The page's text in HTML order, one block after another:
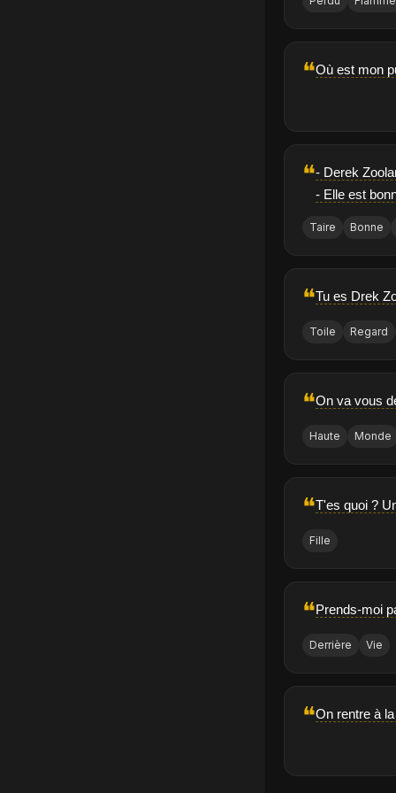
❝Où est mon
❝- Derek
- Elle est
Taire Bonne
❝Tu es Drek
Toile Regard
❝On va vous
Haute Monde
❝T'es quoi ?
Fille
❝Prends-moi
Derrière Vie
❝On rentre à